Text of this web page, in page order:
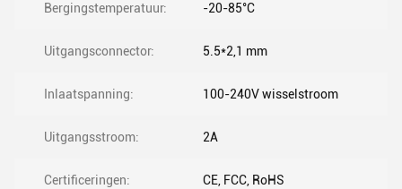
Bergingstemperatuur: -20-85°C
Uitgangsconnector: 5.5*2,1 mm
Inlaatspanning: 100-240V wisselstroom
Uitgangsstroom: 2A
Certificeringen: CE, FCC, RoHS